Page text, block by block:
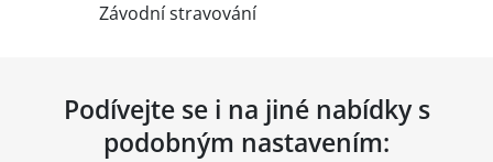
Závodní stravování
Podívejte se i na jiné nabídky s
podobným nastavením: